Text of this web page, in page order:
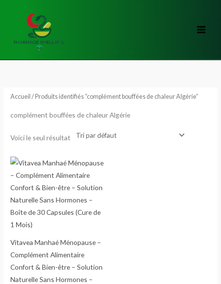
Accueil / Produits identifiés “complément bouffées de chaleur Algérie”
complément bouffées de chaleur Algérie
Voici le seul résultat
Vitavea Manhaé Ménopause –
Complément Alimentaire
Confort & Bien-être – Solution
Naturelle Sans Hormones –